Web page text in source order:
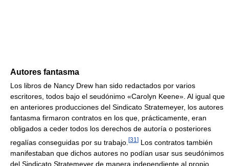
Autores fantasma
Los libros de Nancy Drew han sido redactados por varios
escritores, todos bajo el seudónimo «Carolyn Keene». Al igual que
en anteriores producciones del Sindicato Stratemeyer, los autores
fantasma firmaron contratos en los que, prácticamente, eran
obligados a ceder todos los derechos de autoría o posteriores
regalías conseguidas por su trabajo. [31 ] Los contratos también
manifestaban que dichos autores no podían usar sus seudónimos
del Sindicato Stratemeyer de manera independiente al propio